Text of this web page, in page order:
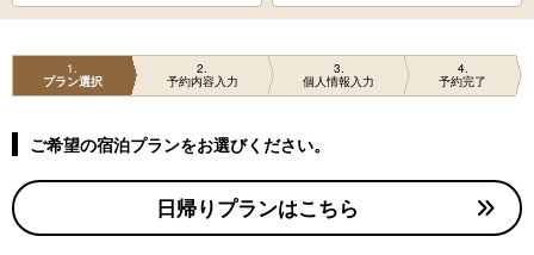
1
プラン選択
2
予約内容入力
3
個人情報入力
4
予約完了
ご希望の宿泊プランをお選びください。
日帰りプランはこちら